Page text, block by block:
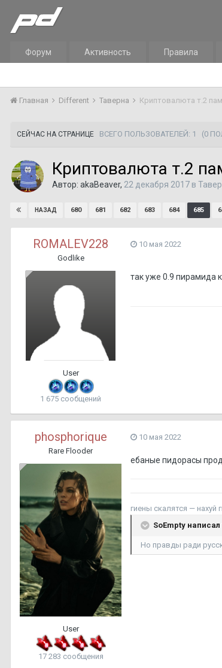
Форум Активность Правила
Главная Different Таверна Криптовалюта т.2
СЕЙЧАС НА СТРАНИЦЕ ВСЕГО ПОЛЬЗОВАТЕЛЕЙ: 1 (0
Криптовалюта т.2
Автор: akaBeaver, 22 декабря 2017 в
НАЗАД 680 681 682 683 684 685
ROMALEV228
Godlike
User
1 675 сообщений
10 мая 2022
так уже 0.9 пирамида
phosphorique
Rare Flooder
User
17 283 сообщения
10 мая 2022
ебаные пидорасы
гиены скалятся — нахуй
SoEmpty написал
Но правды ради